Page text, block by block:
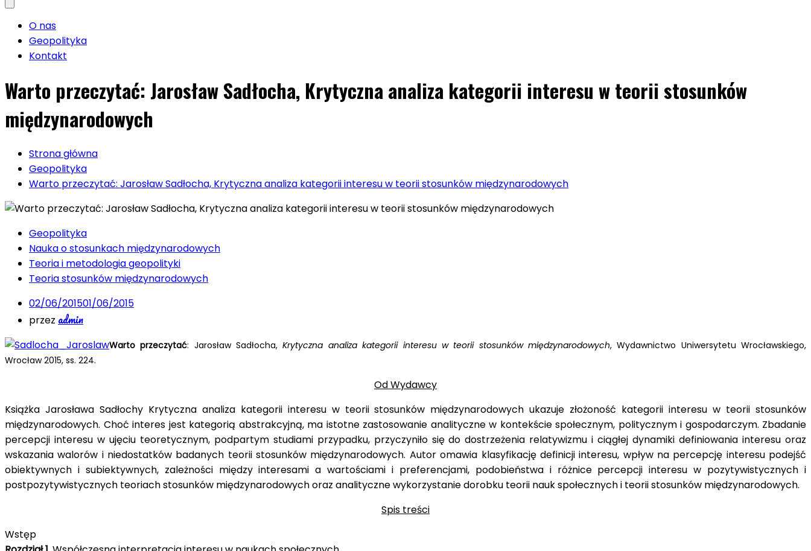
O nas
Geopolityka
Kontakt
Warto przeczytać: Jarosław Sadłocha, Krytyczna analiza kategorii interesu w teorii stosunków
międzynarodowych
Strona główna
Geopolityka
Warto przeczytać: Jarosław Sadłocha, Krytyczna analiza kategorii interesu w teorii stosunków międzynarodowych
Geopolityka
Nauka o stosunkach międzynarodowych
Teoria i metodologia geopolityki
Teoria stosunków międzynarodowych
02/06/201501/06/2015
przez admin
Warto przeczytać: Jarosław Sadłocha,Krytyczna analiza kategorii interesu w teorii stosunków międzynarodowych, Wydawnictwo Uniwersytetu Wrocławskiego,
Wrocław 2015, ss. 224.
Od Wydawcy
Książka Jarosława Sadłochy Krytyczna analiza kategorii interesu w teorii stosunków międzynarodowych ukazuje złożoność kategorii interesu w teorii stosunków
międzynarodowych. Choć interes jest kategorią abstrakcyjną, ma istotne zastosowanie analityczne w kontekście społecznym, politycznym i gospodarczym. Zbadanie
percepcji interesu w ujęciu teoretycznym, podpartym studiami przypadku, przyczyniło się do dostrzeżenia relatywizmu i ciągłej dynamiki definiowania interesu oraz
wskazania walorów i niedostatków badanych teorii stosunków międzynarodowych. Autor omawia klasyfikację definicji interesu, wpływ na percepcję interesu podejść
obiektywnych i subiektywnych, zależności między interesami a wartościami i preferencjami, podobieństwa i różnice percepcji interesu w pozytywistycznych i
postpozytywistycznych teoriach stosunków międzynarodowych oraz analityczne wykorzystanie dorobku teorii nauk społecznych i teorii stosunków międzynarodowych.
Spis treści
Wstęp